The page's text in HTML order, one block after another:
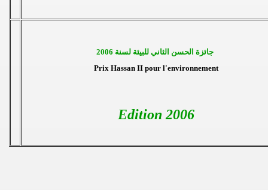
جائزة الحسن الثاني للبيئة لسنة 2006
Prix Hassan II pour l'environnement
Edition 2006